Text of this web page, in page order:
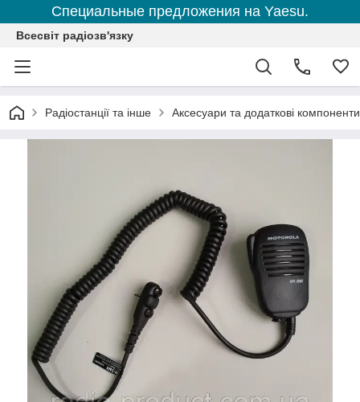
Специальные предложения на Yaesu.
Всесвіт радіозв'язку
Радіостанції та інше Аксесуари та додаткові компоненти